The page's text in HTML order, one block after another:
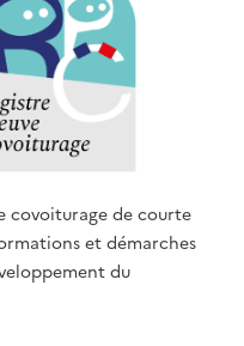
covoiturage de courte
et démarches
du